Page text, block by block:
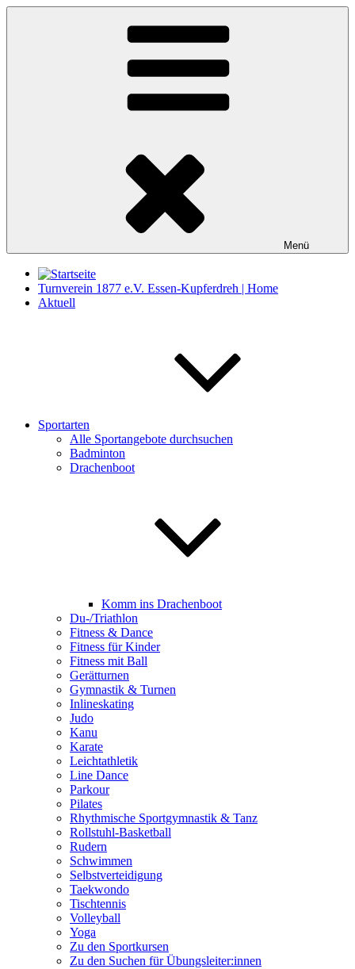
Zum
Menü
Turnverein 1877 e.V. Essen-Kupferdreh | Home
Aktuell
Sportarten
Alle Sportangebote durchsuchen
Badminton
Drachenboot
Komm ins Drachenboot
Du-/Triathlon
Fitness & Dance
Fitness für Kinder
Fitness mit Ball
Gerätturnen
Gymnastik & Turnen
Inlineskating
Judo
Kanu
Karate
Leichtathletik
Line Dance
Parkour
Pilates
Rhythmische Sportgymnastik & Tanz
Rollstuhl-Basketball
Rudern
Schwimmen
Selbstverteidigung
Taekwondo
Tischtennis
Volleyball
Yoga
Zu den Sportkursen
Zu den Suchen für Übungsleiter:innen